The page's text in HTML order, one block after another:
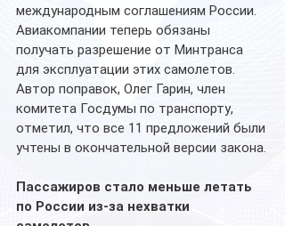
международным соглашениям России.
Авиакомпании теперь обязаны
получать разрешение от Минтранса
для эксплуатации этих самолетов.
Автор поправок, Олег Гарин, член
комитета Госдумы по транспорту,
отметил, что все 11 предложений были
учтены в окончательной версии закона.
Пассажиров стало меньше летать
по России из-за нехватки